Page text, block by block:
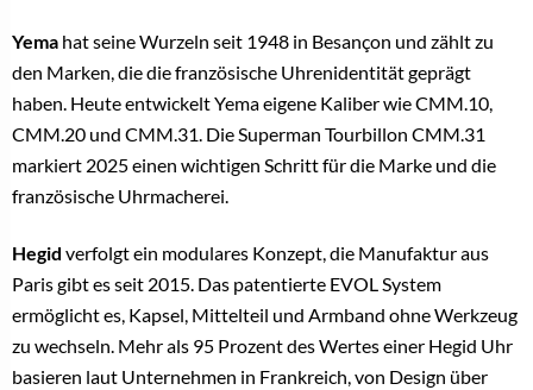
Yema hat seine Wurzeln seit 1948 in Besançon und zählt zu
den Marken, die die französische Uhrenidentität geprägt
haben. Heute entwickelt Yema eigene Kaliber wie CMM.10,
CMM.20 und CMM.31. Die Superman Tourbillon CMM.31
markiert 2025 einen wichtigen Schritt für die Marke und die
französische Uhrmacherei.
Hegid verfolgt ein modulares Konzept, die Manufaktur aus
Paris gibt es seit 2015. Das patentierte EVOL System
ermöglicht es, Kapsel, Mittelteil und Armband ohne Werkzeug
zu wechseln. Mehr als 95 Prozent des Wertes einer Hegid Uhr
basieren laut Unternehmen in Frankreich, von Design über